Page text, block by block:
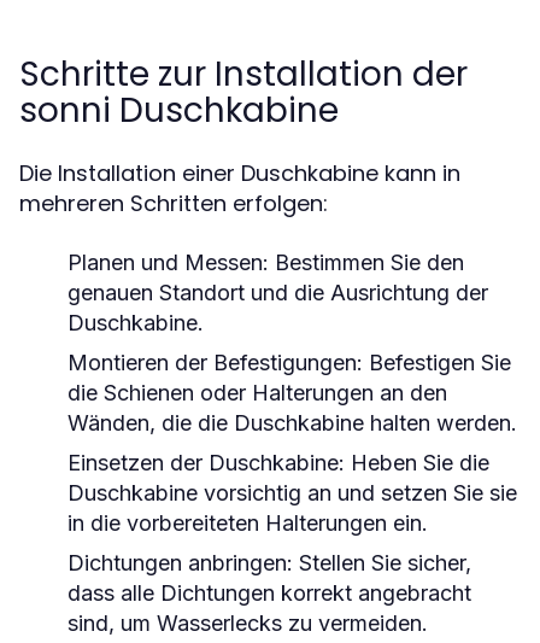
Schritte zur Installation der
sonni Duschkabine
Die Installation einer Duschkabine kann in
mehreren Schritten erfolgen:
Planen und Messen: Bestimmen Sie den
genauen Standort und die Ausrichtung der
Duschkabine.
Montieren der Befestigungen: Befestigen Sie
die Schienen oder Halterungen an den
Wänden, die die Duschkabine halten werden.
Einsetzen der Duschkabine: Heben Sie die
Duschkabine vorsichtig an und setzen Sie sie
in die vorbereiteten Halterungen ein.
Dichtungen anbringen: Stellen Sie sicher,
dass alle Dichtungen korrekt angebracht
sind, um Wasserlecks zu vermeiden.